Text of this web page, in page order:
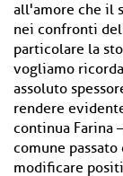
all'amore che il
nei confronti
particolare la
vogliamo
assoluto
rendere
continua Farina
comune
modificare